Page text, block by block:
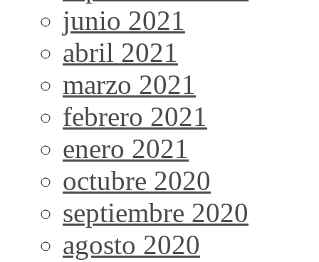
junio 2021
abril 2021
marzo 2021
febrero 2021
enero 2021
octubre 2020
septiembre 2020
agosto 2020